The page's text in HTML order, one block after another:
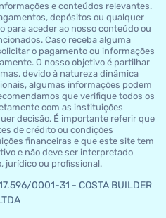
e conteúdos relevantes.
depósitos ou qualquer
para aceder ao nosso conteúdo ou
Caso receba alguma
o pagamento ou informações
O nosso objetivo é partilhar
devido à natureza dinâmica
algumas informações podem
que verifique todos os
com as instituições
decisão. É importante referir que
de crédito ou condições
financeiras e que este site tem
e não deve ser interpretado
jurídico ou profissional.
0001-31 - COSTA BUILDER